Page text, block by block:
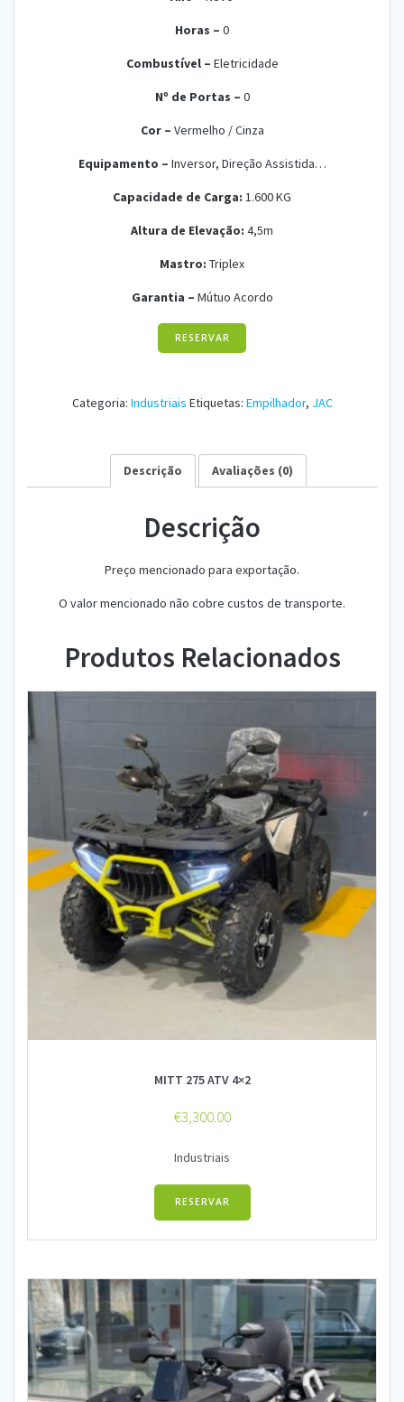
Horas – 0
Combustível – Eletricidade
Nº de Portas – 0
Cor – Vermelho / Cinza
Equipamento – Inversor, Direção Assistida…
Capacidade de Carga: 1.600 KG
Altura de Elevação: 4,5m
Mastro: Triplex
Garantia – Mútuo Acordo
RESERVAR
Categoria: Industriais Etiquetas: Empilhador, JAC
Descrição Avaliações (0)
Descrição
Preço mencionado para exportação.
O valor mencionado não cobre custos de transporte.
Produtos Relacionados
MITT 275 ATV 4×2
€3,300.00
Industriais
RESERVAR